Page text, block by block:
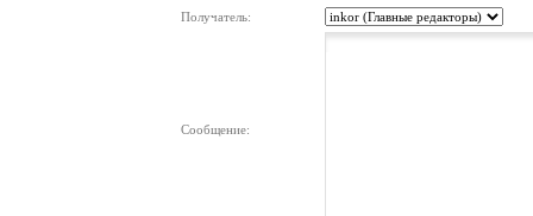
Получатель:
Сообщение: